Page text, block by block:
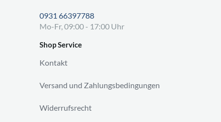
0931 66397788
Mo-Fr, 09:00 - 17:00 Uhr
Shop Service
Kontakt
Versand und Zahlungsbedingungen
Widerrufsrecht